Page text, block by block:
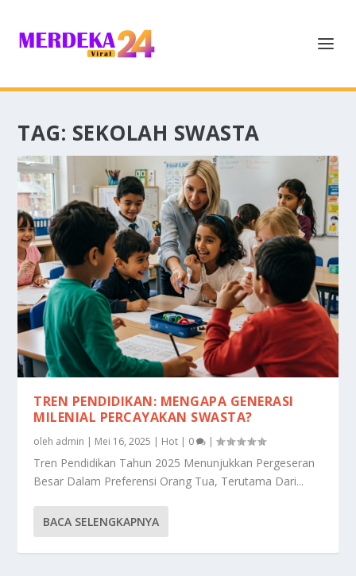
TAG: SEKOLAH SWASTA
TREN PENDIDIKAN: MENGAPA GENERASI
MILENIAL PERCAYAKAN SWASTA?
oleh admin | Mei 16, 2025 | Hot | 0 |
Tren Pendidikan Tahun 2025 Menunjukkan Pergeseran
Besar Dalam Preferensi Orang Tua, Terutama Dari...
BACA SELENGKAPNYA